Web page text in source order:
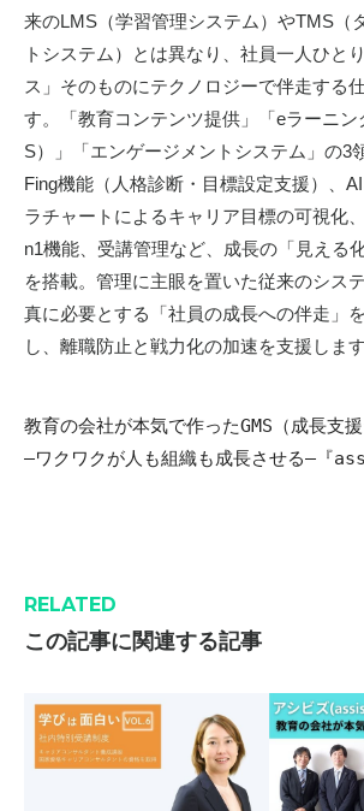
来のLMS （学習管理システム）やTMS
トシステム）とは異なり、社員一人ひと
ス」そのものにテクノロジーで伴走する
す。「教育コンテンツ提供」「eラーニン
S）」「エンゲージメントシステム」の3
Fing機能（人格診断・目標設定支援）、 AI
ラチャートによるキャリア目標の可視化
n1機能、受講管理など、成長の「見える
を搭載。管理に主眼を置いた従来のシス
真に必要とする「社員の成長への伴走」
し、離職防止と戦力化の加速を支援します
教育の会社が本気で作ったGMS（成長支
―ワクワクが人も組織も成長させる―
RELATED
この記事に関連する記事